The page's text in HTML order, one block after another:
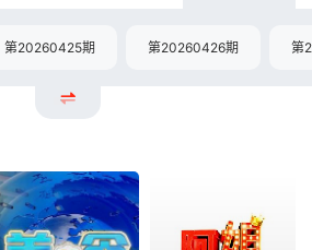
第20260425期 第20260426期 第